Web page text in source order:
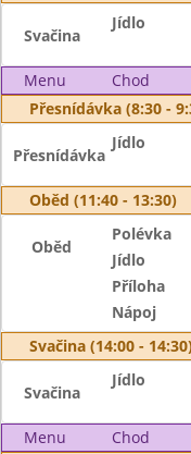
Svačina
Jídlo
Menu Chod
Přesnídávka (8:30 -
Přesnídávka
Jídlo
Oběd (11:40 - 13:30)
Oběd
Polévka
Jídlo
Příloha
Nápoj
Svačina (14:00 -
Svačina
Jídlo
Menu Chod